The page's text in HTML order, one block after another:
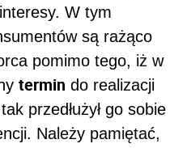
W tym
są rażąco
pomimo tego, iż w
termin do realizacji
przedłużył go sobie
Należy pamiętać,